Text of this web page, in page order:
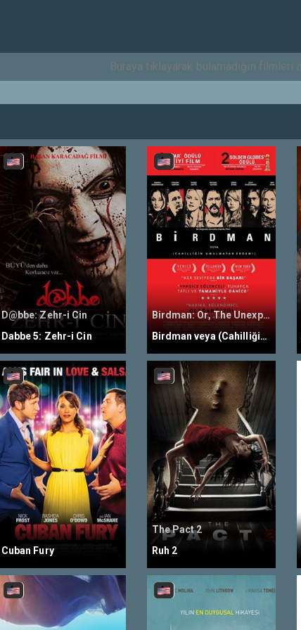
D@bbe: Zehr-i Cin
Dabbe 5: Zehr-i Cin
Birdman: Or, The Unexpected Virtue of Ignorance
Birdman veya (Cahilliğin Umulmayan Erdemi)
Cuban Fury
The Pact 2
Ruh 2